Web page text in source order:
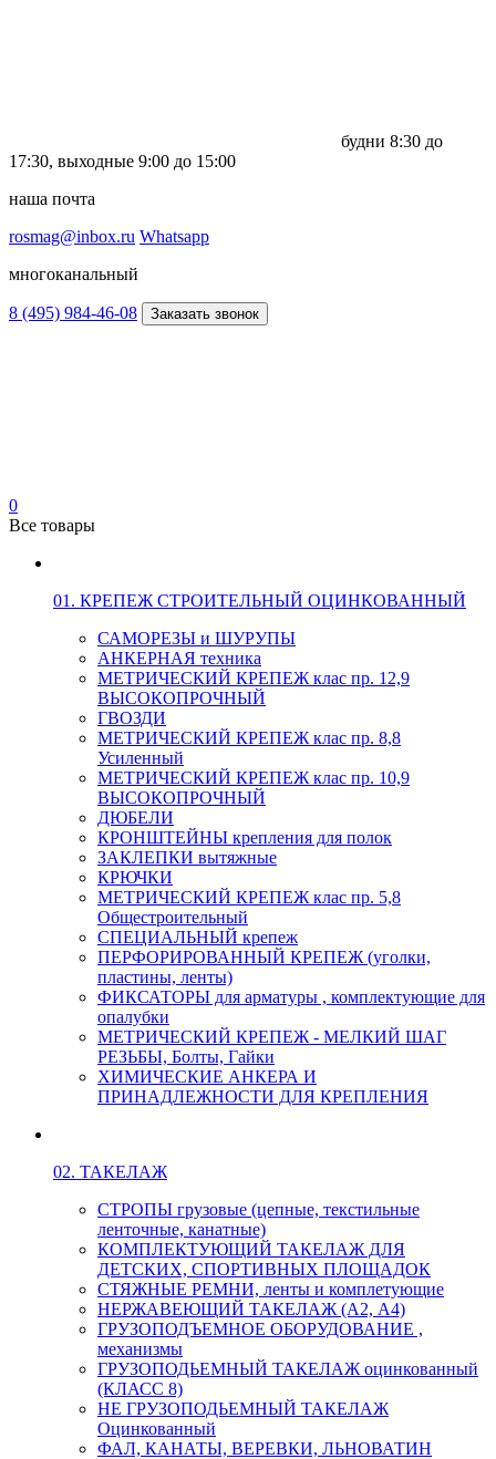
будни 8:30 до
17:30, выходные 9:00 до 15:00
наша почта
rosmag@inbox.ru Whatsapp
многоканальный
8 (495) 984-46-08 Заказать звонок
0
Все товары
01. КРЕПЕЖ СТРОИТЕЛЬНЫЙ ОЦИНКОВАННЫЙ
САМОРЕЗЫ и ШУРУПЫ
АНКЕРНАЯ техника
МЕТРИЧЕСКИЙ КРЕПЕЖ клас пр. 12,9
ВЫСОКОПРОЧНЫЙ
ГВОЗДИ
МЕТРИЧЕСКИЙ КРЕПЕЖ клас пр. 8,8
Усиленный
МЕТРИЧЕСКИЙ КРЕПЕЖ клас пр. 10,9
ВЫСОКОПРОЧНЫЙ
ДЮБЕЛИ
КРОНШТЕЙНЫ крепления для полок
ЗАКЛЕПКИ вытяжные
КРЮЧКИ
МЕТРИЧЕСКИЙ КРЕПЕЖ клас пр. 5,8
Общестроительный
СПЕЦИАЛЬНЫЙ крепеж
ПЕРФОРИРОВАННЫЙ КРЕПЕЖ (уголки,
пластины, ленты)
ФИКСАТОРЫ для арматуры , комплектующие для
опалубки
МЕТРИЧЕСКИЙ КРЕПЕЖ - МЕЛКИЙ ШАГ
РЕЗЬБЫ, Болты, Гайки
ХИМИЧЕСКИЕ АНКЕРА И
ПРИНАДЛЕЖНОСТИ ДЛЯ КРЕПЛЕНИЯ
02. ТАКЕЛАЖ
СТРОПЫ грузовые (цепные, текстильные
ленточные, канатные)
КОМПЛЕКТУЮЩИЙ ТАКЕЛАЖ ДЛЯ
ДЕТСКИХ, СПОРТИВНЫХ ПЛОЩАДОК
СТЯЖНЫЕ РЕМНИ, ленты и комплетующие
НЕРЖАВЕЮЩИЙ ТАКЕЛАЖ (А2, А4)
ГРУЗОПОДЪЕМНОЕ ОБОРУДОВАНИЕ ,
механизмы
ГРУЗОПОДЬЕМНЫЙ ТАКЕЛАЖ оцинкованный
(КЛАСС 8)
НЕ ГРУЗОПОДЬЕМНЫЙ ТАКЕЛАЖ
Оцинкованный
ФАЛ, КАНАТЫ, ВЕРЕВКИ, ЛЬНОВАТИН